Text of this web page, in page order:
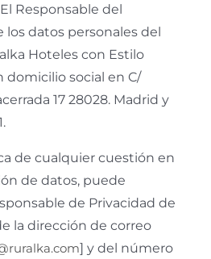
El Responsable del
datos personales del
Hoteles con Estilo
domicilio social en C/
17 28028. Madrid y
de cualquier cuestión en
de datos, puede
de Privacidad de
la dirección de correo
] y del número